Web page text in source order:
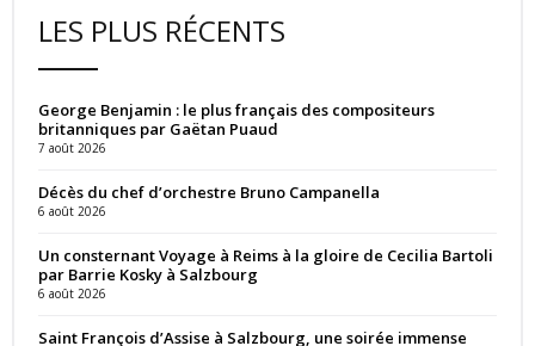
LES PLUS RÉCENTS
George Benjamin : le plus français des compositeurs
britanniques par Gaëtan Puaud
7 août 2026
Décès du chef d’orchestre Bruno Campanella
6 août 2026
Un consternant Voyage à Reims à la gloire de Cecilia Bartoli
par Barrie Kosky à Salzbourg
6 août 2026
Saint François d’Assise à Salzbourg, une soirée immense